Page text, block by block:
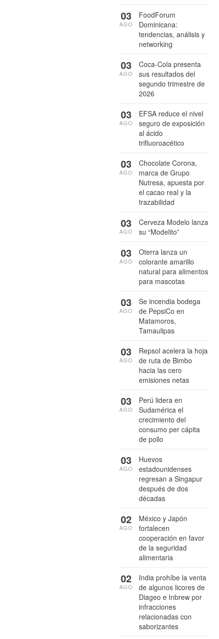
FoodForum
Dominicana:
tendencias, análisis y
networking
03
AGO
Coca-Cola presenta
sus resultados del
segundo trimestre de
2026
03
AGO
EFSA reduce el nivel
seguro de exposición
al ácido
trifluoroacético
03
AGO
Chocolate Corona,
marca de Grupo
Nutresa, apuesta por
el cacao real y la
trazabilidad
03
AGO
Cerveza Modelo lanza
su “Modelito”
03
AGO
Oterra lanza un
colorante amarillo
natural para alimentos
para mascotas
03
AGO
Se incendia bodega
de PepsiCo en
Matamoros,
Tamaulipas
03
AGO
Repsol acelera la hoja
de ruta de Bimbo
hacia las cero
emisiones netas
03
AGO
Perú lidera en
Sudamérica el
crecimiento del
consumo per cápita
de pollo
03
AGO
Huevos
estadounidenses
regresan a Singapur
después de dos
décadas
03
AGO
México y Japón
fortalecen
cooperación en favor
de la seguridad
alimentaria
02
AGO
India prohíbe la venta
de algunos licores de
Diageo e Inbrew por
infracciones
relacionadas con
saborizantes
02
AGO